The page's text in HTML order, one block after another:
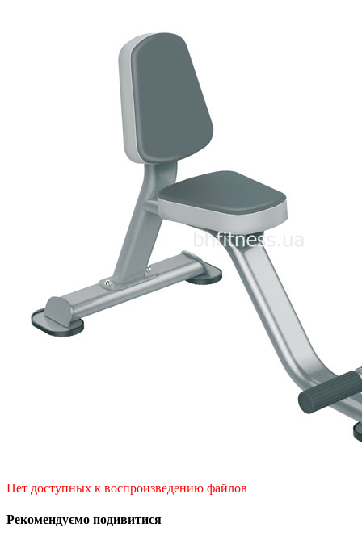
Нет доступных к воспроизведению файлов
Рекомендуємо подивитися